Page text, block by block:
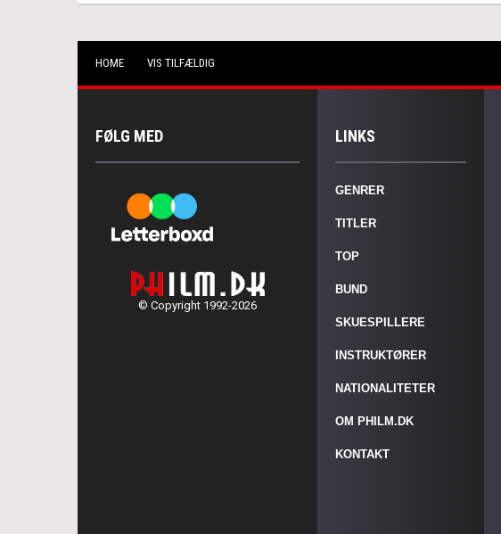
HOME VIS TILFÆLDIG
FØLG MED
© Copyright 1992-2026
LINKS
GENRER
TITLER
TOP
BUND
SKUESPILLERE
INSTRUKTØRER
NATIONALITETER
OM PHILM.DK
KONTAKT